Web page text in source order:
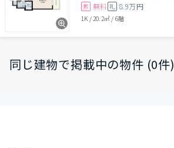
敷 無料 礼 8.9万円
1K / 20.2㎡ / 6階
同じ建物で掲載中の物件 (0件)